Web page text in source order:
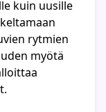
kuin uusille
rytmien
myötä